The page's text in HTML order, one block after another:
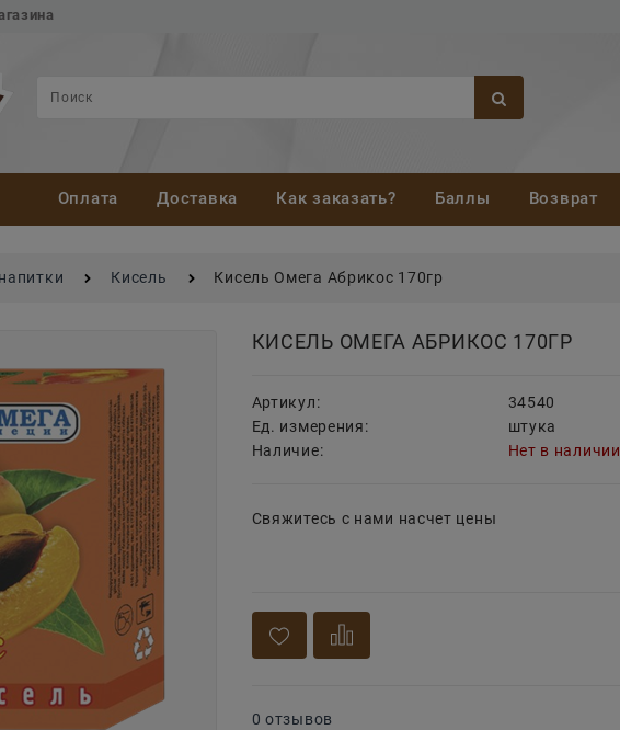
Оплата Доставка Как заказать? Баллы Возврат
Кисель Кисель Омега Абрикос 170гр
КИСЕЛЬ ОМЕГА АБРИКОС 170ГР
Артикул:
34540
Ед. измерения:
штука
Наличие:
Нет в наличии
Свяжитесь с нами насчет цены
0 отзывов